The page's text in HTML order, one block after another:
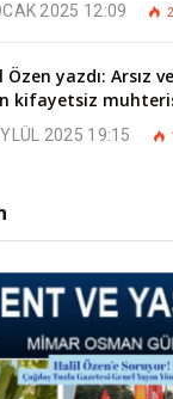
2025 12:09
Özen yazdı: Arsız
kifayetsiz
2025 19:15